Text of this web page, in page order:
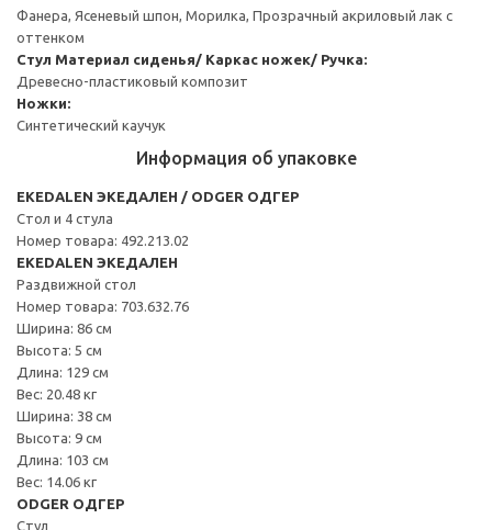
Фанера, Ясеневый шпон, Морилка, Прозрачный акриловый лак с
оттенком
Стул Материал сиденья/ Каркас ножек/ Ручка:
Древесно-пластиковый композит
Ножки:
Синтетический каучук
Информация об упаковке
EKEDALEN ЭКЕДАЛЕН / ODGER ОДГЕР
Стол и 4 стула
Номер товара: 492.213.02
EKEDALEN ЭКЕДАЛЕН
Раздвижной стол
Номер товара: 703.632.76
Ширина: 86 см
Высота: 5 см
Длина: 129 см
Вес: 20.48 кг
Ширина: 38 см
Высота: 9 см
Длина: 103 см
Вес: 14.06 кг
ODGER ОДГЕР
Стул